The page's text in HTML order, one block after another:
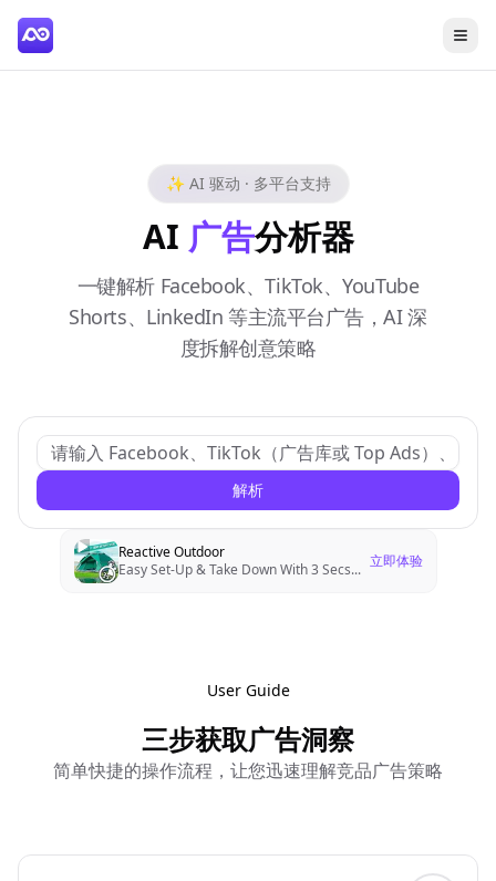
✨ AI 驱动 · 多平台支持
AI 广告分析器
一键解析 Facebook、TikTok、YouTube
Shorts、LinkedIn 等主流平台广告，AI 深
度拆解创意策略
解析
Reactive Outdoor
Easy Set-Up & Take Down With 3 Secs... 立即体验
User Guide
三步获取广告洞察
简单快捷的操作流程，让您迅速理解竞品广告策略